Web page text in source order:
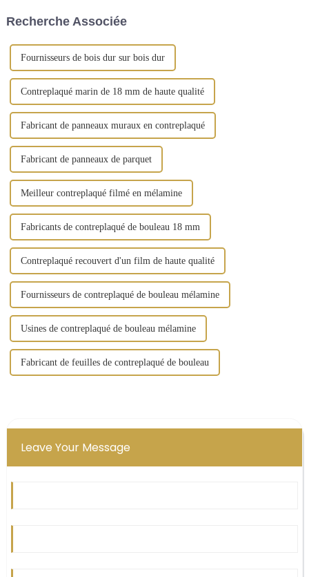
comme un...
Recherche Associée
Fournisseurs de bois dur sur bois dur
Contreplaqué marin de 18 mm de haute qualité
Fabricant de panneaux muraux en contreplaqué
Fabricant de panneaux de parquet
Meilleur contreplaqué filmé en mélamine
Fabricants de contreplaqué de bouleau 18 mm
Contreplaqué recouvert d'un film de haute qualité
Fournisseurs de contreplaqué de bouleau mélamine
Usines de contreplaqué de bouleau mélamine
Fabricant de feuilles de contreplaqué de bouleau
Leave Your Message